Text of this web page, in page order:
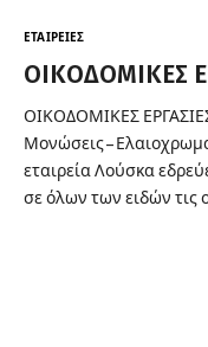
ΕΤΑΙΡΕΊΕΣ
ΟΙΚΟΔΟΜΙΚΕΣ
ΟΙΚΟΔΟΜΙΚΕΣ
Μονώσεις –
εταιρεία Λούσκα
σε όλων των ειδών τις